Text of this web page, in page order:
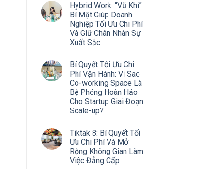
Hybrid Work: “Vũ Khí”
Bí Mật Giúp Doanh
Nghiệp Tối Ưu Chi Phí
Và Giữ Chân Nhân Sự
Xuất Sắc
Bí Quyết Tối Ưu Chi
Phí Vận Hành: Vì Sao
Co-working Space Là
Bệ Phóng Hoàn Hảo
Cho Startup Giai Đoạn
Scale-up?
Tiktak 8: Bí Quyết Tối
Ưu Chi Phí Và Mở
Rộng Không Gian Làm
Việc Đẳng Cấp